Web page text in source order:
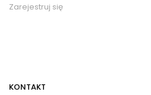
Zarejestruj się
KONTAKT